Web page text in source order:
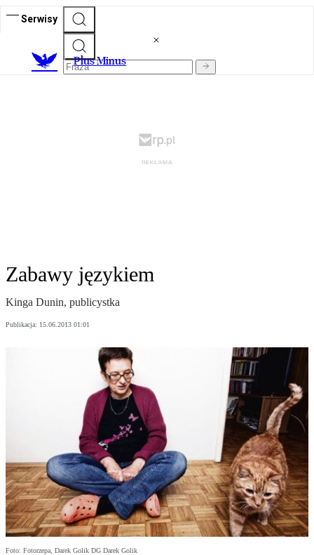
Serwisy
Plus Minus
Zabawy językiem
Kinga Dunin, publicystka
Publikacja: 15.06.2013 01:01
Foto: Fotorzepa, Darek Golik DG Darek Golik